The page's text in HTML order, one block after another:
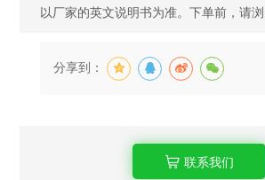
以厂家的英文说明书为准。下单前，请浏
分享到：
联系我们